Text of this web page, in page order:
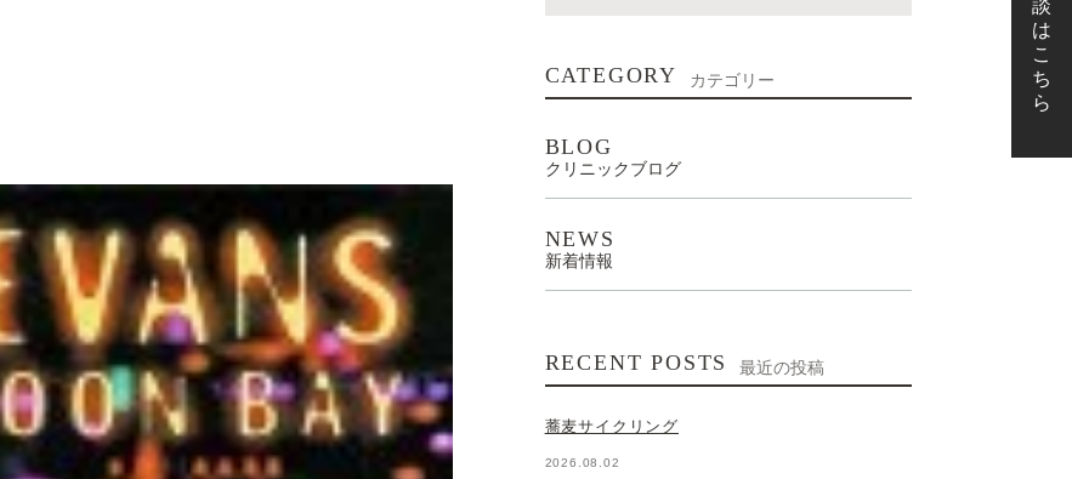
CATEGORY カテゴリー
BLOG
クリニックブログ
NEWS
新着情報
RECENT POSTS 最近の投稿
蕎麦サイクリング
2026.08.02